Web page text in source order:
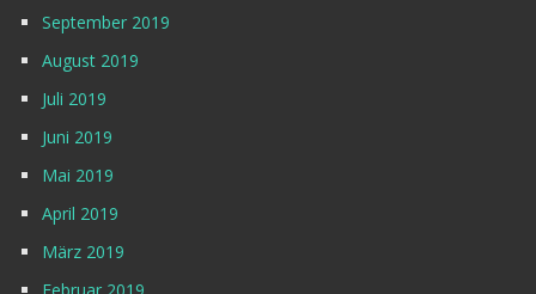
September 2019
August 2019
Juli 2019
Juni 2019
Mai 2019
April 2019
März 2019